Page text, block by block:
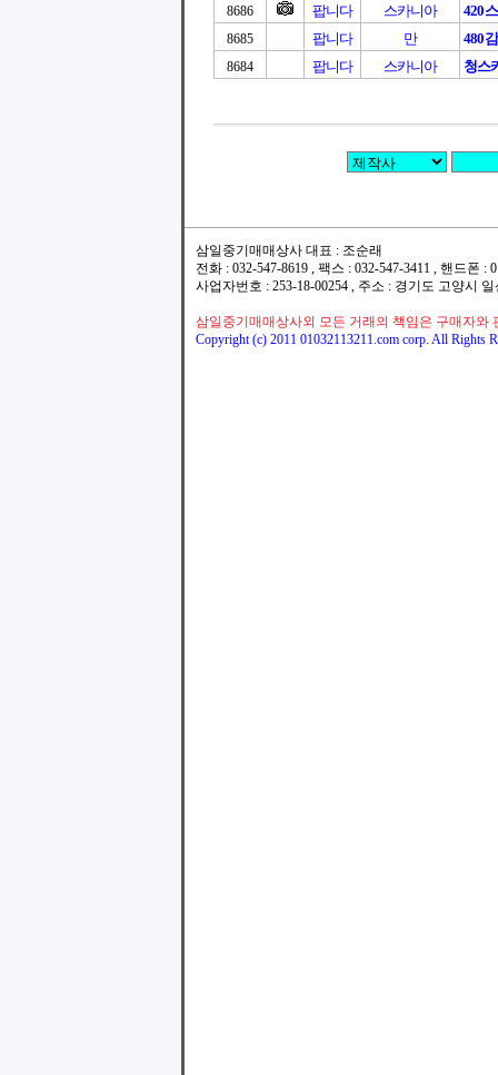
8686 팝니다 스카니아 420
8685 팝니다 만 480
8684 팝니다 스카니아 청스
삼일중기매매상사 대표 : 조순래
전화 : 032-547-8619 , 팩스 : 032-547-3411 , 핸드폰
사업자번호 : 253-18-00254 , 주소 : 경기도 고양시
삼일중기매매상사외 모든 거래의 책임은 구매자와
Copyright (c) 2011 01032113211.com corp. All Rights